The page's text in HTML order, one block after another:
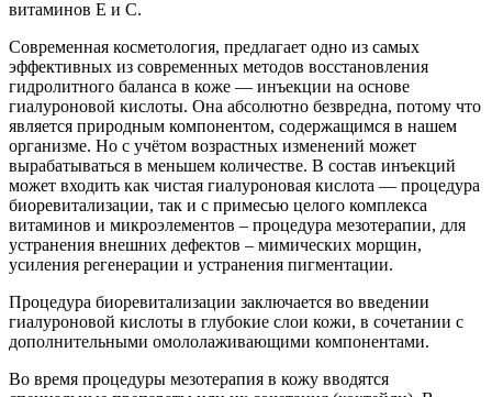
витаминов E и C.
Современная косметология, предлагает одно из самых
эффективных из современных методов восстановления
гидролитного баланса в коже — инъекции на основе
гиалуроновой кислоты. Она абсолютно безвредна, потому что
является природным компонентом, содержащимся в нашем
организме. Но с учётом возрастных изменений может
вырабатываться в меньшем количестве. В состав инъекций
может входить как чистая гиалуроновая кислота — процедура
биоревитализации, так и с примесью целого комплекса
витаминов и микроэлементов – процедура мезотерапии, для
устранения внешних дефектов – мимических морщин,
усиления регенерации и устранения пигментации.
Процедура биоревитализации заключается во введении
гиалуроновой кислоты в глубокие слои кожи, в сочетании с
дополнительными омололаживающими компонентами.
Во время процедуры мезотерапия в кожу вводятся